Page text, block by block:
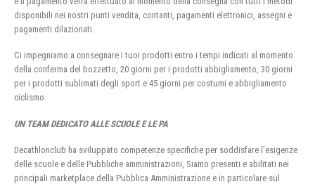
disponibili nei nostri punti vendita, contanti, pagamenti elettronici, assegni e
pagamenti dilazionati.
Ci impegniamo a consegnare i tuoi prodotti entro i tempi indicati al momento
della conferma del bozzetto, 20 giorni per i prodotti abbigliamento, 30 giorni
per i prodotti sublimati degli sport e 45 giorni per costumi e abbigliamento
ciclismo.
UN TEAM DEDICATO ALLE SCUOLE E LE PA
Decathlonclub ha sviluppato competenze specifiche per soddisfare l’esigenze
delle scuole e delle Pubbliche amministrazioni, Siamo presenti e abilitati nei
principali marketplace della Pubblica Amministrazione e in particolare sul